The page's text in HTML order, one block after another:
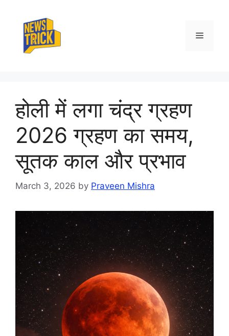
content
Menu
होली में लगा चंद्र ग्रहण
2026 ग्रहण का समय,
सूतक काल और प्रभाव
March 3, 2026 by Praveen Mishra